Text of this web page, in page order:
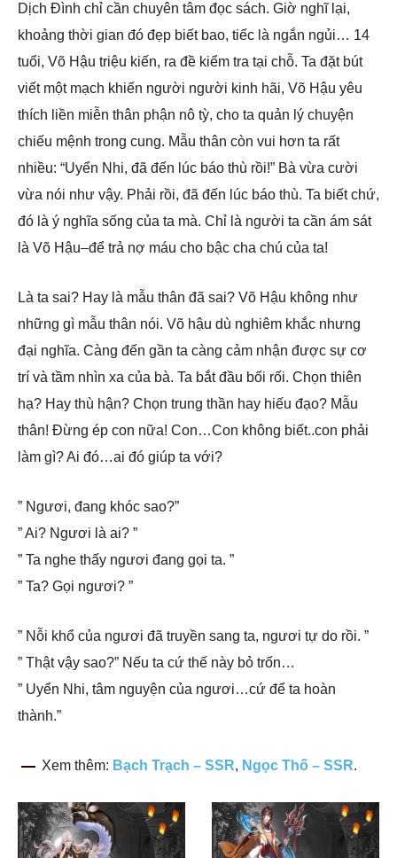
Dịch Đình chỉ cần chuyên tâm đọc sách. Giờ nghĩ lại,
khoảng thời gian đó đẹp biết bao, tiếc là ngắn ngủi… 14
tuổi, Võ Hậu triệu kiến, ra đề kiểm tra tại chỗ. Ta đặt bút
viết một mạch khiến người người kinh hãi, Võ Hậu yêu
thích liền miễn thân phận nô tỳ, cho ta quản lý chuyện
chiếu mệnh trong cung. Mẫu thân còn vui hơn ta rất
nhiều: “Uyển Nhi, đã đến lúc báo thù rồi!” Bà vừa cười
vừa nói như vậy. Phải rồi, đã đến lúc báo thù. Ta biết chứ,
đó là ý nghĩa sống của ta mà. Chỉ là người ta cần ám sát
là Võ Hậu–để trả nợ máu cho bậc cha chú của ta!
Là ta sai? Hay là mẫu thân đã sai? Võ Hậu không như
những gì mẫu thân nói. Võ hậu dù nghiêm khắc nhưng
đại nghĩa. Càng đến gần ta càng cảm nhận được sự cơ
trí và tầm nhìn xa của bà. Ta bắt đầu bối rối. Chọn thiên
hạ? Hay thù hận? Chọn trung thần hay hiếu đạo? Mẫu
thân! Đừng ép con nữa! Con…Con không biết..con phải
làm gì? Ai đó…ai đó giúp ta với?
” Ngươi, đang khóc sao?”
” Ai? Ngươi là ai? ”
” Ta nghe thấy ngươi đang gọi ta. ”
” Ta? Gọi ngươi? ”
” Nỗi khổ của ngươi đã truyền sang ta, ngươi tự do rồi. ”
” Thật vậy sao?” Nếu ta cứ thế này bỏ trốn…
” Uyển Nhi, tâm nguyện của ngươi…cứ để ta hoàn
thành.”
Xem thêm: Bạch Trạch – SSR, Ngọc Thố – SSR.